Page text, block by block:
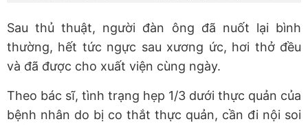
Sau thủ thuật, người đàn ông đã nuốt lại bình
thường, hết tức ngực sau xương ức, hơi thở đều
và đã được cho xuất viện cùng ngày.
Theo bác sĩ, tình trạng hẹp 1/3 dưới thực quản của
bệnh nhân do bị co thắt thực quản, cần đi nội soi